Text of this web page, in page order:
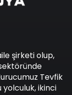
şirketi olup,
Tevfik
yolculuk, ikinci